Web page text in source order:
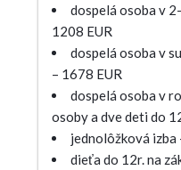
dospelá osoba v
1208 EUR
dospelá osoba v
– 1678 EUR
dospelá osoba v
osoby a dve deti do
jednolôžková izba
dieťa do 12r. na